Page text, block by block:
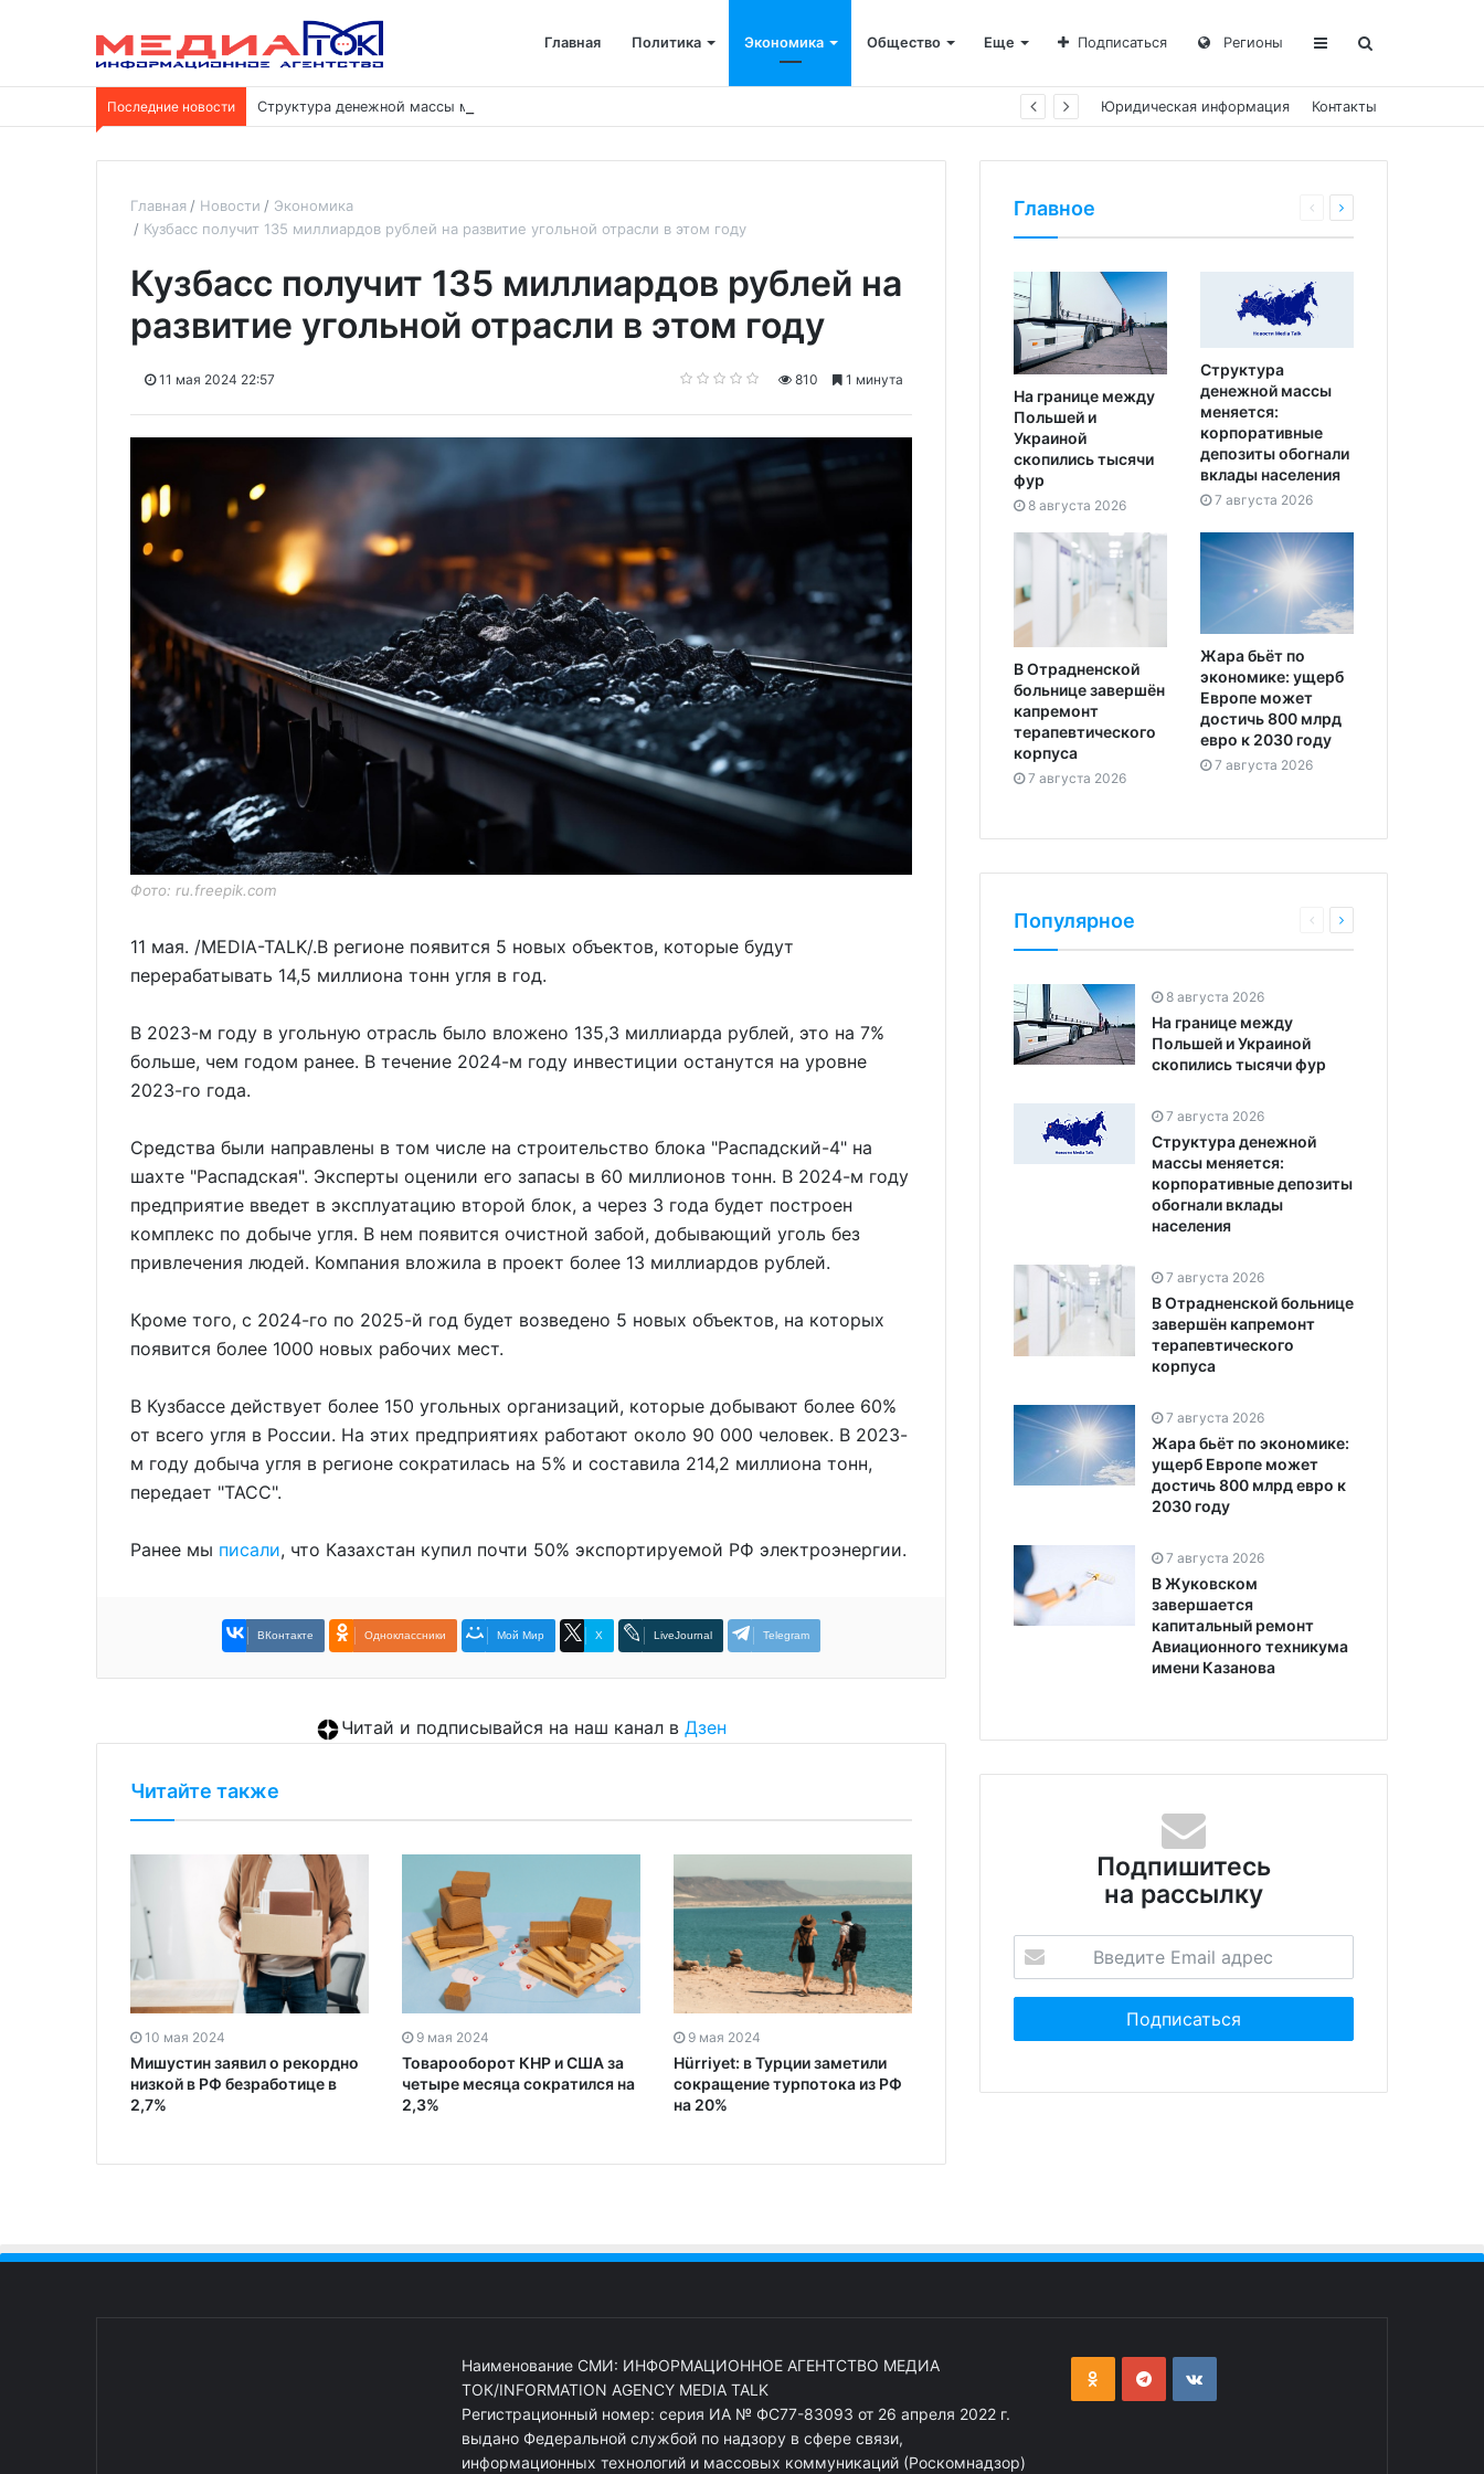
Главная Политика Экономика Общество Еще Подписаться Регионы
Последние новости Структура денежной массы меняется: корпоративные депозиты обогнали вклады населения Юридическая информация Контакты
Главная Новости
Экономика
Кузбасс получит 135 миллиардов рублей на развитие угольной отрасли в этом году
Кузбасс получит 135 миллиардов рублей на
развитие угольной отрасли в этом году
11 мая 2024 22:57 810 1 минута
Фото: ru.freepik.com
11 мая. /MEDIA-TALK/.В регионе появится 5 новых объектов, которые будут
перерабатывать 14,5 миллиона тонн угля в год.
В 2023-м году в угольную отрасль было вложено 135,3 миллиарда рублей, это на 7%
больше, чем годом ранее. В течение 2024-м году инвестиции останутся на уровне
2023-го года.
Средства были направлены в том числе на строительство блока "Распадский-4" на
шахте "Распадская". Эксперты оценили его запасы в 60 миллионов тонн. В 2024-м году
предприятие введет в эксплуатацию второй блок, а через 3 года будет построен
комплекс по добыче угля. В нем появится очистной забой, добывающий уголь без
привлечения людей. Компания вложила в проект более 13 миллиардов рублей.
Кроме того, с 2024-го по 2025-й год будет возведено 5 новых объектов, на которых
появится более 1000 новых рабочих мест.
В Кузбассе действует более 150 угольных организаций, которые добывают более 60%
от всего угля в России. На этих предприятиях работают около 90 000 человек. В 2023-
м году добыча угля в регионе сократилась на 5% и составила 214,2 миллиона тонн,
передает "ТАСС".
Ранее мы писали, что Казахстан купил почти 50% экспортируемой РФ электроэнергии.
ВКонтакте Одноклассники Мой Мир X LiveJournal Telegram
Читай и подписывайся на наш канал в Дзен
Читайте также
10 мая 2024
Мишустин заявил о рекордно
низкой в РФ безработице в
2,7%
9 мая 2024
Товарооборот КНР и США за
четыре месяца сократился на
2,3%
9 мая 2024
Hürriyet: в Турции заметили
сокращение турпотока из РФ
на 20%
Главное
На границе между
Польшей и
Украиной
скопились тысячи
фур
8 августа 2026
Структура
денежной массы
меняется:
корпоративные
депозиты обогнали
вклады населения
7 августа 2026
В Отрадненской
больнице завершён
капремонт
терапевтического
корпуса
7 августа 2026
Жара бьёт по
экономике: ущерб
Европе может
достичь 800 млрд
евро к 2030 году
7 августа 2026
Популярное
8 августа 2026
На границе между
Польшей и Украиной
скопились тысячи фур
7 августа 2026
Структура денежной
массы меняется:
корпоративные депозиты
обогнали вклады
населения
7 августа 2026
В Отрадненской больнице
завершён капремонт
терапевтического
корпуса
7 августа 2026
Жара бьёт по экономике:
ущерб Европе может
достичь 800 млрд евро к
2030 году
7 августа 2026
В Жуковском
завершается
капитальный ремонт
Авиационного техникума
имени Казанова
Подпишитесь
на рассылку
Наименование СМИ: ИНФОРМАЦИОННОЕ АГЕНТСТВО МЕДИА
ТОК/INFORMATION AGENCY MEDIA TALK
Регистрационный номер: серия ИА № ФС77-83093 от 26 апреля 2022 г.
выдано Федеральной службой по надзору в сфере связи,
информационных технологий и массовых коммуникаций (Роскомнадзор)